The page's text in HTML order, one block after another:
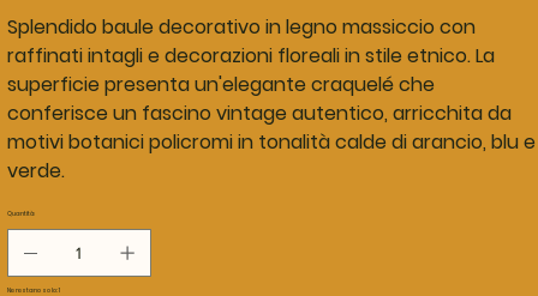
Splendido baule decorativo in legno massiccio con
raffinati intagli e decorazioni floreali in stile etnico. La
superficie presenta un'elegante craquelé che
conferisce un fascino vintage autentico, arricchita da
motivi botanici policromi in tonalità calde di arancio, blu e
verde.
Quantità
Ne restano solo: 1